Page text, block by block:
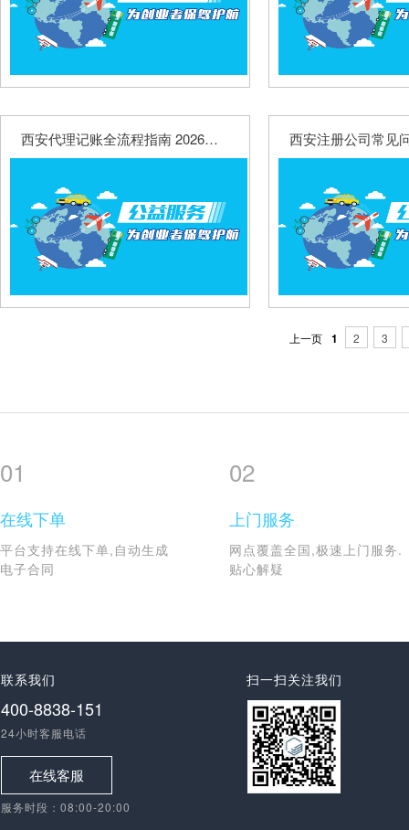
西安代理记账全流程指南 2026年最新收费标准说明
上一页 1 2 3
01
在线下单
平台支持在线下单,自动生成
电子合同
02
上门服务
网点覆盖全国,极速上门服务.
贴心解疑
联系我们
400-8838-151
24小时客服电话
在线客服
服务时段：08:00-20:00
扫一扫关注我们